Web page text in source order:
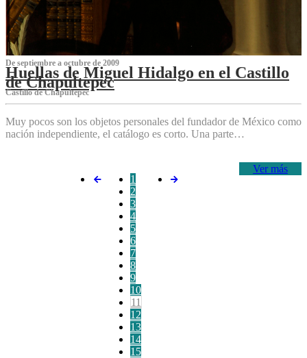
De septiembre a octubre de 2009
Huellas de Miguel Hidalgo en el Castillo
de Chapultepec
Castillo de Chapultepec
Muy pocos son los objetos personales del fundador de México como
nación independiente, el catálogo es corto. Una parte…
Ver más
1
2
3
4
5
6
7
8
9
10
11
12
13
14
15